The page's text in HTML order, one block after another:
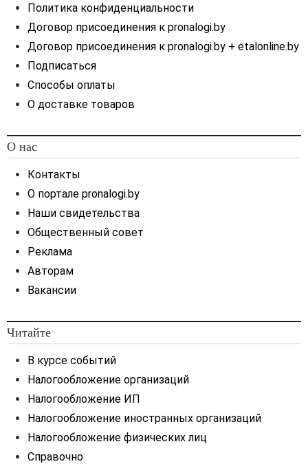
разрешения истекает в
феврале 2020 года.
Следует ли уплачивать
7. У организации на 1
января 2021 г. имеется
уплачивать авансовый
Политика конфиденциальности
Договор присоединения к pronalogi.by
Договор присоединения к pronalogi.by + etalonline.by
Подписаться
Способы оплаты
О доставке товаров
О нас
Контакты
О портале pronalogi.by
Наши свидетельства
Общественный совет
Реклама
Авторам
Вакансии
Читайте
В курсе событий
Налогообложение организаций
Налогообложение ИП
Налогообложение иностранных организаций
Налогообложение физических лиц
Справочно